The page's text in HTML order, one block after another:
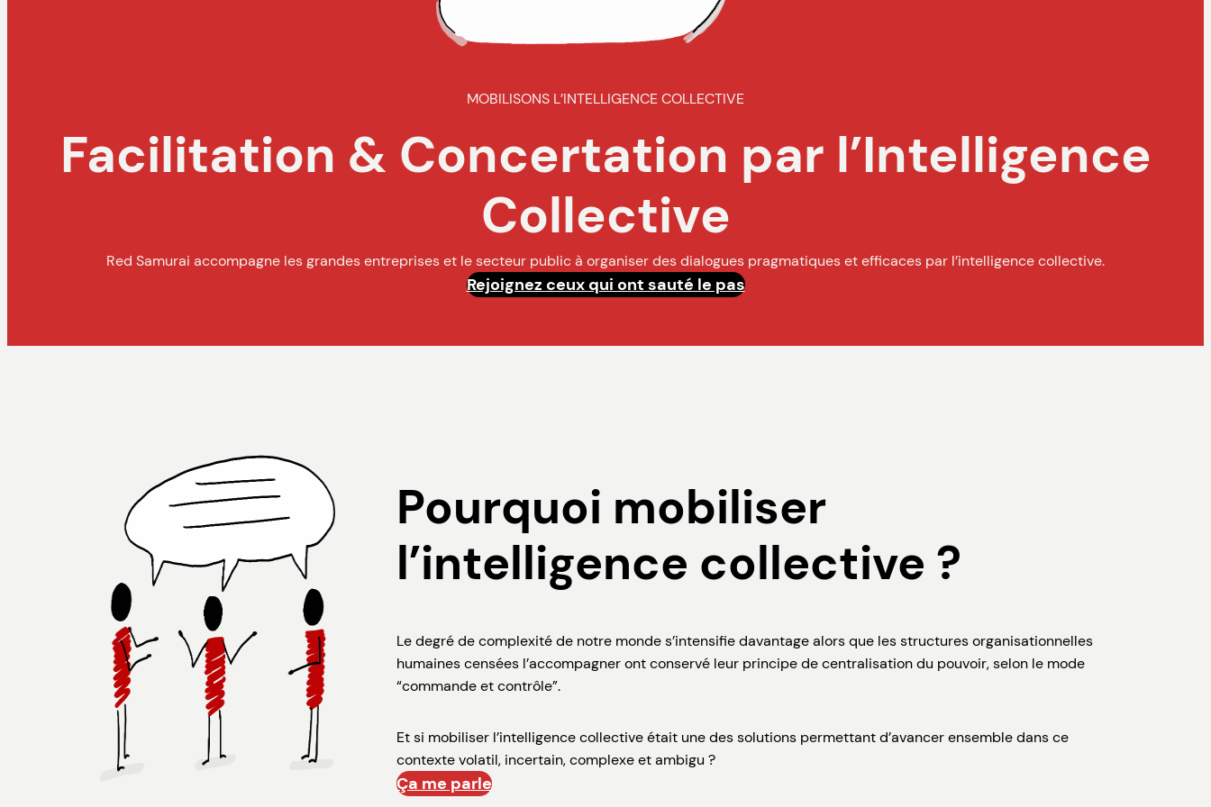
MOBILISONS L’INTELLIGENCE COLLECTIVE
Facilitation & Concertation par l’Intelligence
Collective
Red Samurai accompagne les grandes entreprises et le secteur public à organiser des dialogues pragmatiques et efficaces par l’intelligence collective.
Rejoignez ceux qui ont sauté le pas
Pourquoi mobiliser
l’intelligence collective ?
Le degré de complexité de notre monde s’intensifie davantage alors que les structures organisationnelles
humaines censées l’accompagner ont conservé leur principe de centralisation du pouvoir, selon le mode
“commande et contrôle”.
Et si mobiliser l’intelligence collective était une des solutions permettant d’avancer ensemble dans ce
contexte volatil, incertain, complexe et ambigu ?
Ça me parle